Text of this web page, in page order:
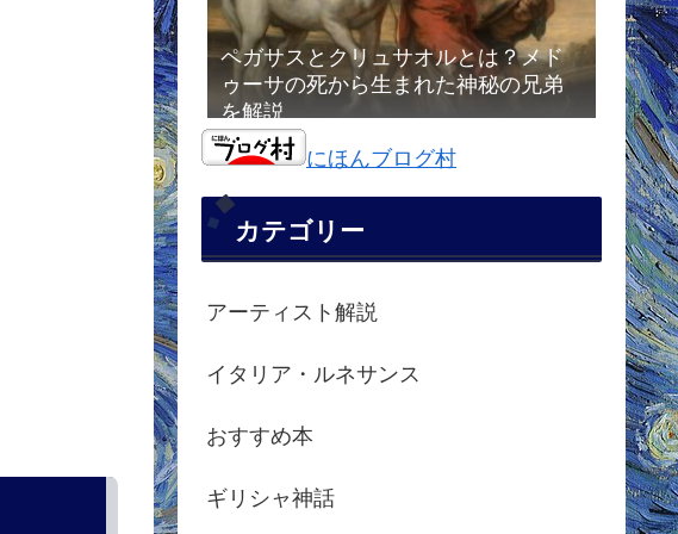
ペガサスとクリュサオルとは？メド
ゥーサの死から生まれた神秘の兄弟
を解説
にほんブログ村
カテゴリー
アーティスト解説
イタリア・ルネサンス
おすすめ本
ギリシャ神話